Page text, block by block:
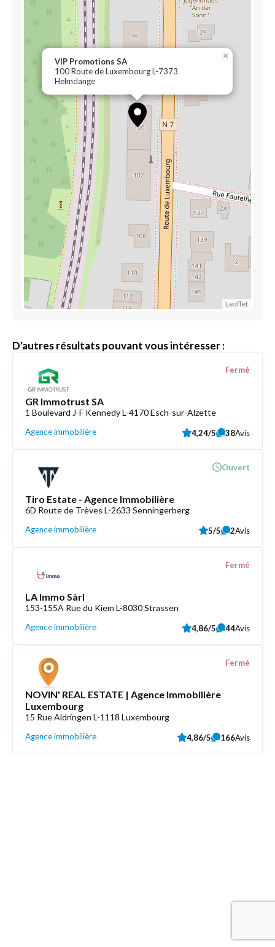
VIP Promotions SA
100 Route de Luxembourg L-7373
Helmdange
×
Leaflet
D'autres résultats pouvant vous intéresser :
GR Immotrust SA
1 Boulevard J-F Kennedy L-4170 Esch-sur-Alzette
Agence immobilière
Fermé
4,24/5 38Avis
Tiro Estate - Agence Immobilière
6D Route de Trèves L-2633 Senningerberg
Agence immobilière
Ouvert
5/5 2Avis
LA Immo Sàrl
153-155A Rue du Kiem L-8030 Strassen
Agence immobilière
Fermé
4,86/5 44Avis
NOVIN' REAL ESTATE | Agence Immobilière
Luxembourg
15 Rue Aldringen L-1118 Luxembourg
Agence immobilière
Fermé
4,86/5 166Avis